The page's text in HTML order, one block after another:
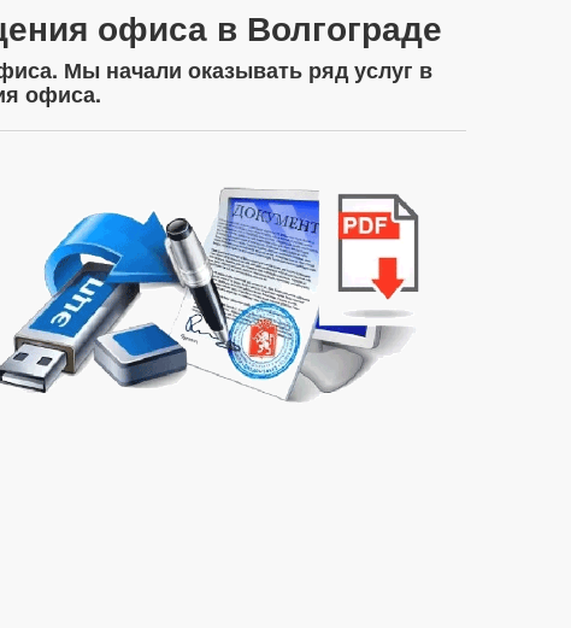
офиса в Волгограде
Мы начали оказывать ряд услуг в
офиса.